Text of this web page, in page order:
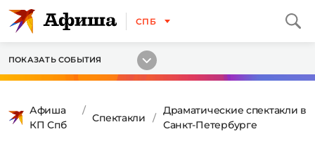
СПБ
ПОКАЗАТЬ СОБЫТИЯ
Афиша
КП Спб
Спектакли
Драматические спектакли в
Санкт-Петербурге